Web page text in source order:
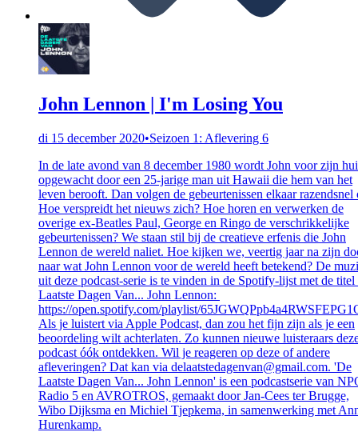
John Lennon | I'm Losing You
di 15 december 2020•Seizoen 1: Aflevering 6
In de late avond van 8 december 1980 wordt John voor zijn
opgewacht door een 25-jarige man uit Hawaii die hem van het
leven berooft. Dan volgen de gebeurtenissen elkaar razendsnel
Hoe verspreidt het nieuws zich? Hoe horen en verwerken de
overige ex-Beatles Paul, George en Ringo de verschrikkelijke
gebeurtenissen? We staan stil bij de creatieve erfenis die John
Lennon de wereld naliet. Hoe kijken we, veertig jaar na zijn
naar wat John Lennon voor de wereld heeft betekend? De
uit deze podcast-serie is te vinden in de Spotify-lijst met de titel
Laatste Dagen Van... John Lennon:
https://open.spotify.com/playlist/
Als je luistert via Apple Podcast, dan zou het fijn zijn als je een
beoordeling wilt achterlaten. Zo kunnen nieuwe luisteraars
podcast óók ontdekken. Wil je reageren op deze of andere
afleveringen? Dat kan via delaatstedagenvan@gmail.com. 'De
Laatste Dagen Van... John Lennon' is een podcastserie van
Radio 5 en AVROTROS, gemaakt door Jan-Cees ter Brugge,
Wibo Dijksma en Michiel Tjepkema, in samenwerking met
Hurenkamp.